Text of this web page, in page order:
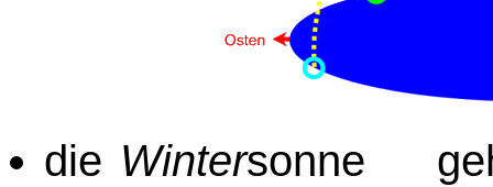
die Wintersonne